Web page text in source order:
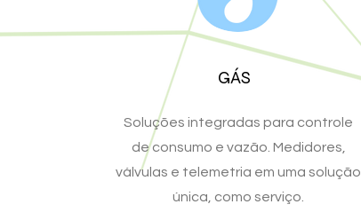
GÁS
Soluções integradas para controle
de consumo e vazão. Medidores,
válvulas e telemetria em uma solução
única, como serviço.